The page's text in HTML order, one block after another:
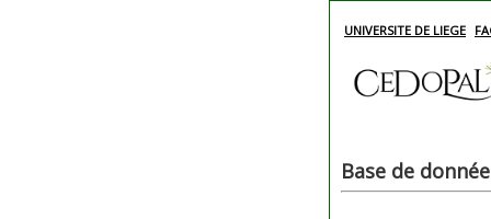
UNIVERSITE DE LIEGE
Base de